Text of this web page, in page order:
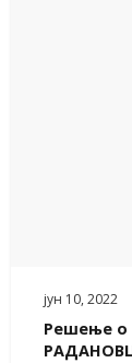
јун 10, 2022
Решење о